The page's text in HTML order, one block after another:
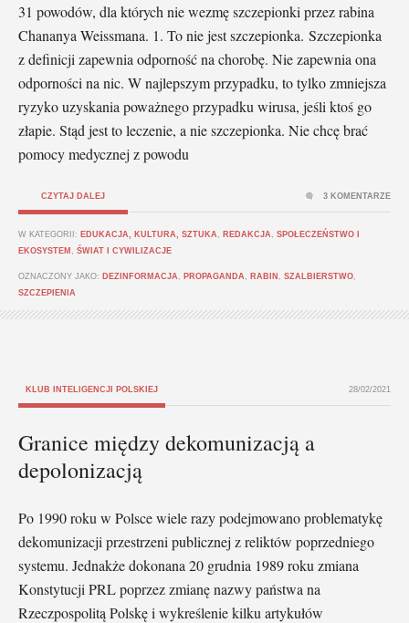
31 powodów, dla których nie wezmę szczepionki przez rabina
Chananya Weissmana. 1. To nie jest szczepionka. Szczepionka
z definicji zapewnia odporność na chorobę. Nie zapewnia ona
odporności na nic. W najlepszym przypadku, to tylko zmniejsza
ryzyko uzyskania poważnego przypadku wirusa, jeśli ktoś go
złapie. Stąd jest to leczenie, a nie szczepionka. Nie chcę brać
pomocy medycznej z powodu
CZYTAJ DALEJ
W KATEGORII: EDUKACJA, KULTURA, SZTUKA REDAKCJA
SPOŁECZEŃSTWO I
EKOSYSTEM
ŚWIAT I CYWILIZACJE
OZNACZONY JAKO: DEZINFORMACJA PROPAGANDA RABIN SZALBIERSTWO
SZCZEPIENIA
3 KOMENTARZE
KLUB INTELIGENCJI POLSKIEJ 28/02/2021
Granice między dekomunizacją a
depolonizacją
Po 1990 roku w Polsce wiele razy podejmowano problematykę
dekomunizacji przestrzeni publicznej z reliktów poprzedniego
systemu. Jednakże dokonana 20 grudnia 1989 roku zmiana
Konstytucji PRL poprzez zmianę nazwy państwa na
Rzeczpospolitą Polskę i wykreślenie kilku artykułów